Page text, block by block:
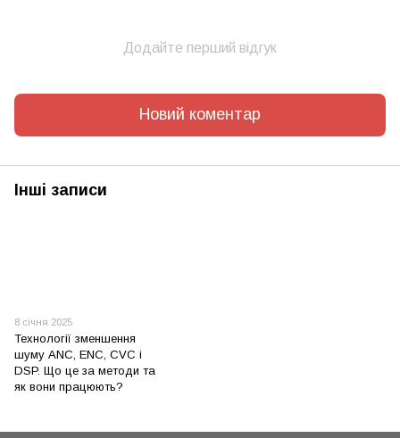
Додайте перший відгук
Новий коментар
Інші записи
8 січня 2025
Технології зменшення
шуму ANC, ENC, CVC і
DSP. Що це за методи та
як вони працюють?